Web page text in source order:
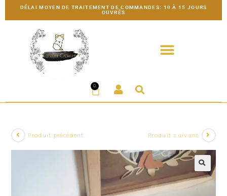
DÉLAI MOYEN DE TRAITEMENT DE COMMANDES: 10 À 15 JOURS
OUVRÉS
0
Produit précédent Produit suivant